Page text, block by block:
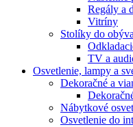
Regály a
Vitríny
Stolíky do
TV a
Osvetlenie, lampy a
Dekoračné a
Nábytkové
Osvetlenie do